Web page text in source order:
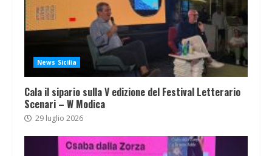
News Sicilia
Cala il sipario sulla V edizione del Festival Letterario
Scenari – W Modica
29 luglio 2026